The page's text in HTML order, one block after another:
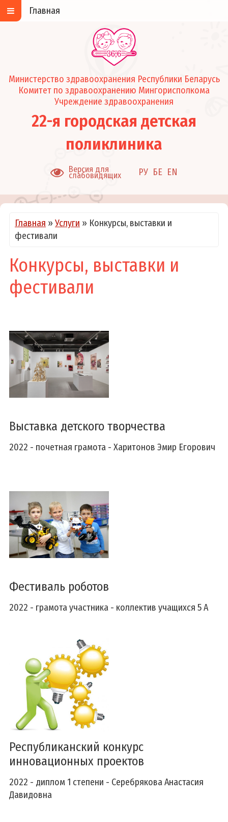
Министерство здравоохранения Республики Беларусь
Комитет по здравоохранению Мингорисполкома
Учреждение здравоохранения
22-я городская детская
поликлиника
Версия для
слабовидящих РУ БЕ EN
Главная
Главная » Услуги » Конкурсы, выставки и
фестивали
Конкурсы, выставки и
фестивали
Выставка детского творчества
2022 - почетная грамота - Харитонов Эмир Егорович
Фестиваль роботов
2022 - грамота участника - коллектив учащихся 5 А
Республиканский конкурс
инновационных проектов
2022 - диплом 1 степени - Серебрякова Анастасия
Давидовна